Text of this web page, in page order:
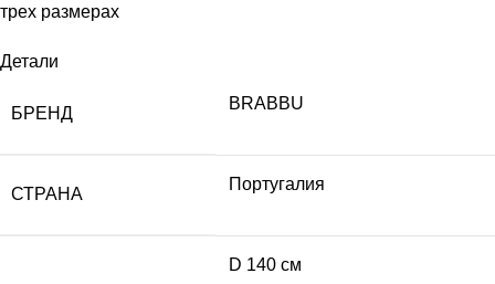
трех размерах
Детали
БРЕНД
BRABBU
СТРАНА
Португалия
D 140 cм